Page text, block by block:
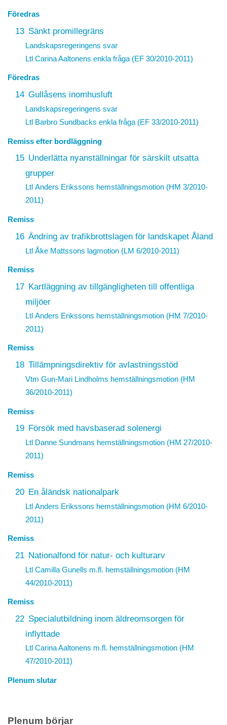
Föredras
13 Sänkt promillegräns
Landskapsregeringens svar
Ltl Carina Aaltonens enkla fråga (EF 30/2010-2011)
Föredras
14 Gullåsens inomhusluft
Landskapsregeringens svar
Ltl Barbro Sundbacks enkla fråga (EF 33/2010-2011)
Remiss efter bordläggning
15 Underlätta nyanställningar för särskilt utsatta
grupper
Ltl Anders Erikssons hemställningsmotion (HM 3/2010-
2011)
Remiss
16 Ändring av trafikbrottslagen för landskapet Åland
Ltl Åke Mattssons lagmotion (LM 6/2010-2011)
Remiss
17 Kartläggning av tillgängligheten till offentliga
miljöer
Ltl Anders Erikssons hemställningsmotion (HM 7/2010-
2011)
Remiss
18 Tillämpningsdirektiv för avlastningsstöd
Vtm Gun-Mari Lindholms hemställningsmotion (HM
36/2010-2011)
Remiss
19 Försök med havsbaserad solenergi
Ltl Danne Sundmans hemställningsmotion (HM 27/2010-
2011)
Remiss
20 En åländsk nationalpark
Ltl Anders Erikssons hemställningsmotion (HM 6/2010-
2011)
Remiss
21 Nationalfond för natur- och kulturarv
Ltl Camilla Gunells m.fl. hemställningsmotion (HM
44/2010-2011)
Remiss
22 Specialutbildning inom äldreomsorgen för
inflyttade
Ltl Carina Aaltonens m.fl. hemställningsmotion (HM
47/2010-2011)
Plenum slutar
Plenum börjar